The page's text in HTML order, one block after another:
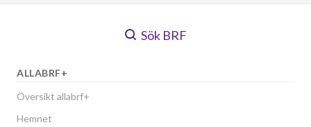
Sök BRF
ALLABRF+
Översikt allabrf+
Hemnet